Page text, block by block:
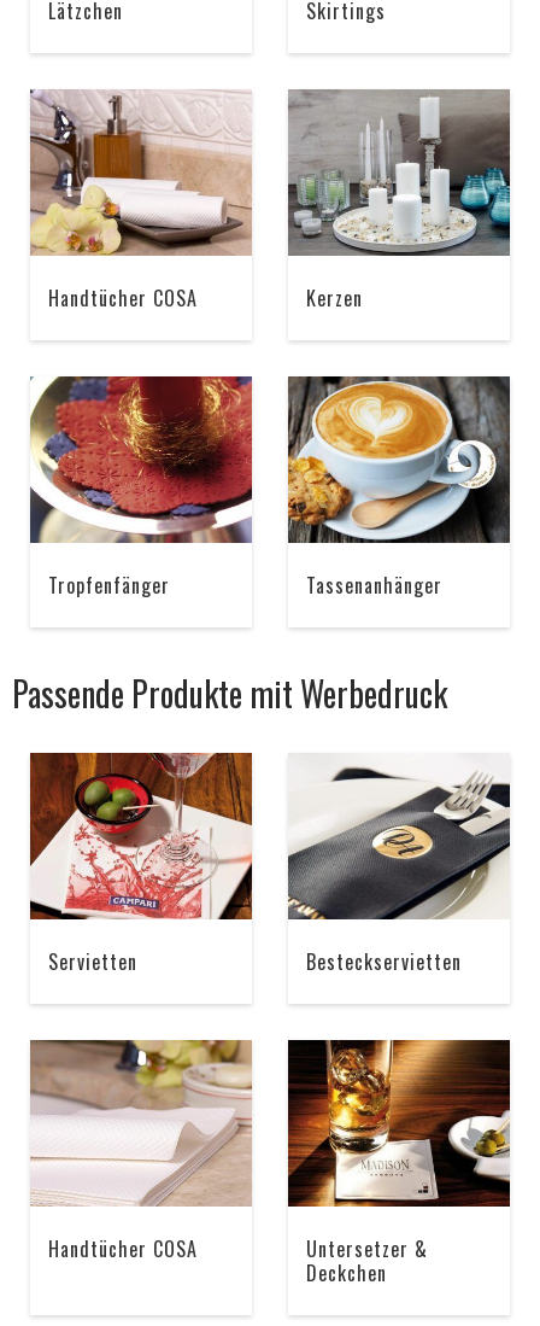
Lätzchen Skirtings
Handtücher COSA Kerzen
Tropfenfänger Tassenanhänger
Passende Produkte mit Werbedruck
Servietten Besteckservietten
Handtücher COSA
Untersetzer &
Deckchen